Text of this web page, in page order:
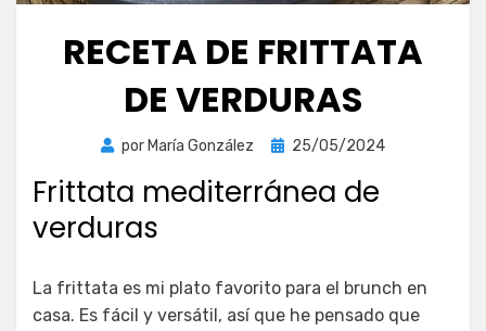
RECETA DE FRITTATA
DE VERDURAS
por María González
Publicada
25/05/2024
Frittata mediterránea de
verduras
La frittata es mi plato favorito para el brunch en
casa. Es fácil y versátil, así que he pensado que